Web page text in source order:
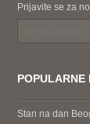
Prijavite se za
POPULARNE
Stan na dan